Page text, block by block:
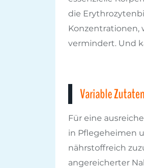
die
Konzentrationen,
vermindert. Und
Variable
Für eine
in Pflegeheimen
nährstoffreich
angereicherter